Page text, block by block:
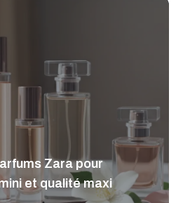
Zara pour
et qualité maxi